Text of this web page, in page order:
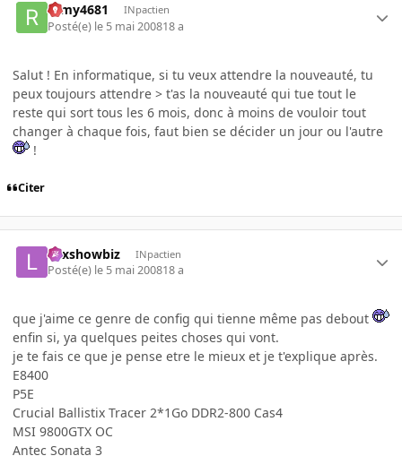
remy4681 INpactien
Posté(e) le 5 mai 200818 a
Salut ! En informatique, si tu veux attendre la nouveauté, tu
peux toujours attendre > t'as la nouveauté qui tue tout le
reste qui sort tous les 6 mois, donc à moins de vouloir tout
changer à chaque fois, faut bien se décider un jour ou l'autre
!
Citer
Lexshowbiz INpactien
Posté(e) le 5 mai 200818 a
que j'aime ce genre de config qui tienne même pas debout
enfin si, ya quelques peites choses qui vont.
je te fais ce que je pense etre le mieux et je t'explique après.
E8400
P5E
Crucial Ballistix Tracer 2*1Go DDR2-800 Cas4
MSI 9800GTX OC
Antec Sonata 3